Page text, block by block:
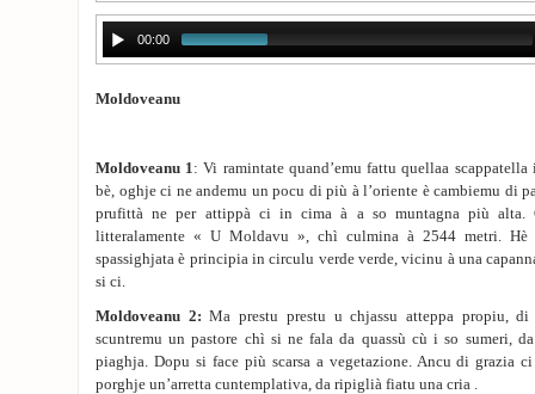
00:00
Moldoveanu
Moldoveanu 1: Vi ramintate quand’emu fattu quellaa
bè, oghje ci ne andemu un pocu di più à l’oriente è cambiemu di
prufittà ne per attippà ci in cima à a so muntagna più alta.
litteralamente « U Moldavu », chì culmina à 2544 metri. Hè
spassighjata è principia in circulu verde verde, vicinu à una
si ci.
Moldoveanu 2: Ma prestu prestu u chjassu atteppa propiu,
scuntremu un pastore chì si ne fala da quassù cù i so sumeri,
piaghja. Dopu si face più scarsa a vegetazione. Ancu di grazia
porghje un’arretta cuntemplativa, da ripiglià fiatu una cria .